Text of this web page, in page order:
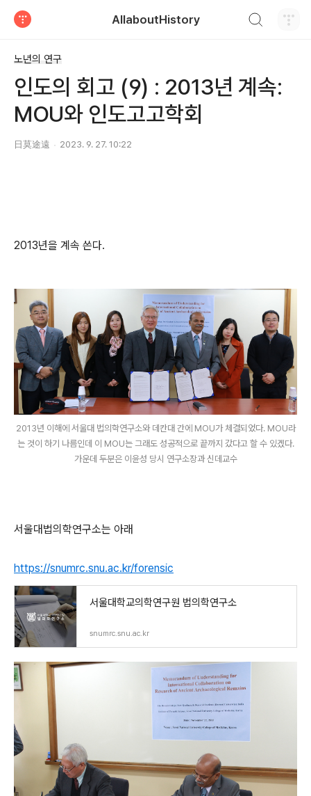
AllaboutHistory
노년의 연구
인도의 회고 (9) : 2013년 계속:
MOU와 인도고고학회
日莫途遠 2023. 9. 27. 10:22
2013년을 계속 쓴다.
2013년 이해에 서울대 법의학연구소와 데칸대 간에 MOU가 체결되었다. MOU라
는 것이 하기 나름인데 이 MOU는 그래도 성공적으로 끝까지 갔다고 할 수 있겠다.
가운데 두분은 이윤성 당시 연구소장과 신데교수
서울대법의학연구소는 아래
https://snumrc.snu.ac.kr/forensic
서울대학교의학연구원 법의학연구소
snumrc.snu.ac.kr